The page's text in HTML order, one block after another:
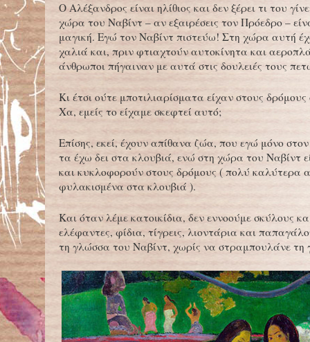
Ο Αλέξανδρος είναι ηλίθιος και δεν ξέρει τι του
χώρα του Ναβίντ – αν εξαιρέσεις τον Πρόεδρο –
μαγική. Εγώ τον Ναβίντ πιστεύω! Στη χώρα αυτή
χαλιά και, πριν φτιαχτούν αυτοκίνητα και
άνθρωποι πήγαιναν με αυτά στις δουλειές τους
Κι έτσι ούτε μποτιλιαρίσματα είχαν στους
Χα, εμείς το είχαμε σκεφτεί αυτό;
Επίσης, εκεί, έχουν απίθανα ζώα, που εγώ μόνο
τα έχω δει στα κλουβιά, ενώ στη χώρα του Ναβίντ
και κυκλοφορούν στους δρόμους ( πολύ καλύτερα
φυλακισμένα στα κλουβιά ).
Και όταν λέμε κατοικίδια, δεν εννοούμε σκύλους
ελέφαντες, φίδια, τίγρεις, λιοντάρια και
τη γλώσσα του Ναβίντ, χωρίς να στραμπουλάνε τη